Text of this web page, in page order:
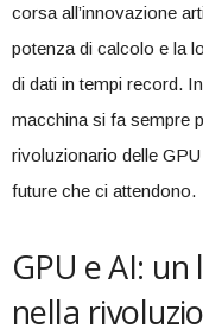
corsa all’innovazione
potenza⁣ di calcolo e la
di dati in tempi record.
macchina si ⁢fa ​sempre⁤
rivoluzionario delle
future che ci attendono.
GPU e ⁣AI:
nella